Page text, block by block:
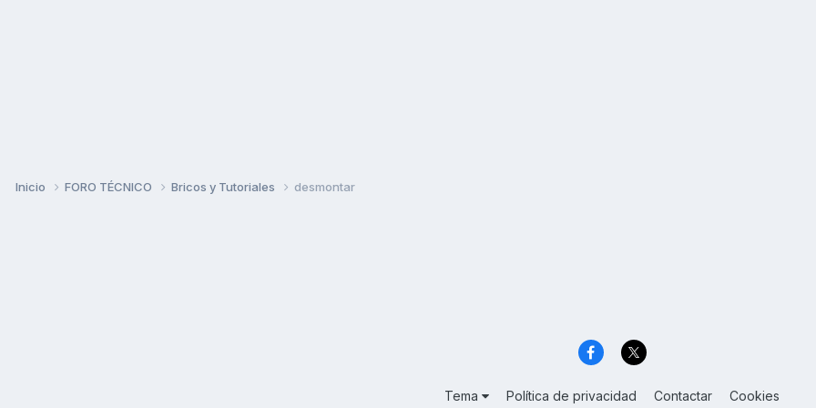
Inicio FORO TÉCNICO Bricos y Tutoriales desmontar
Tema Política de privacidad Contactar Cookies